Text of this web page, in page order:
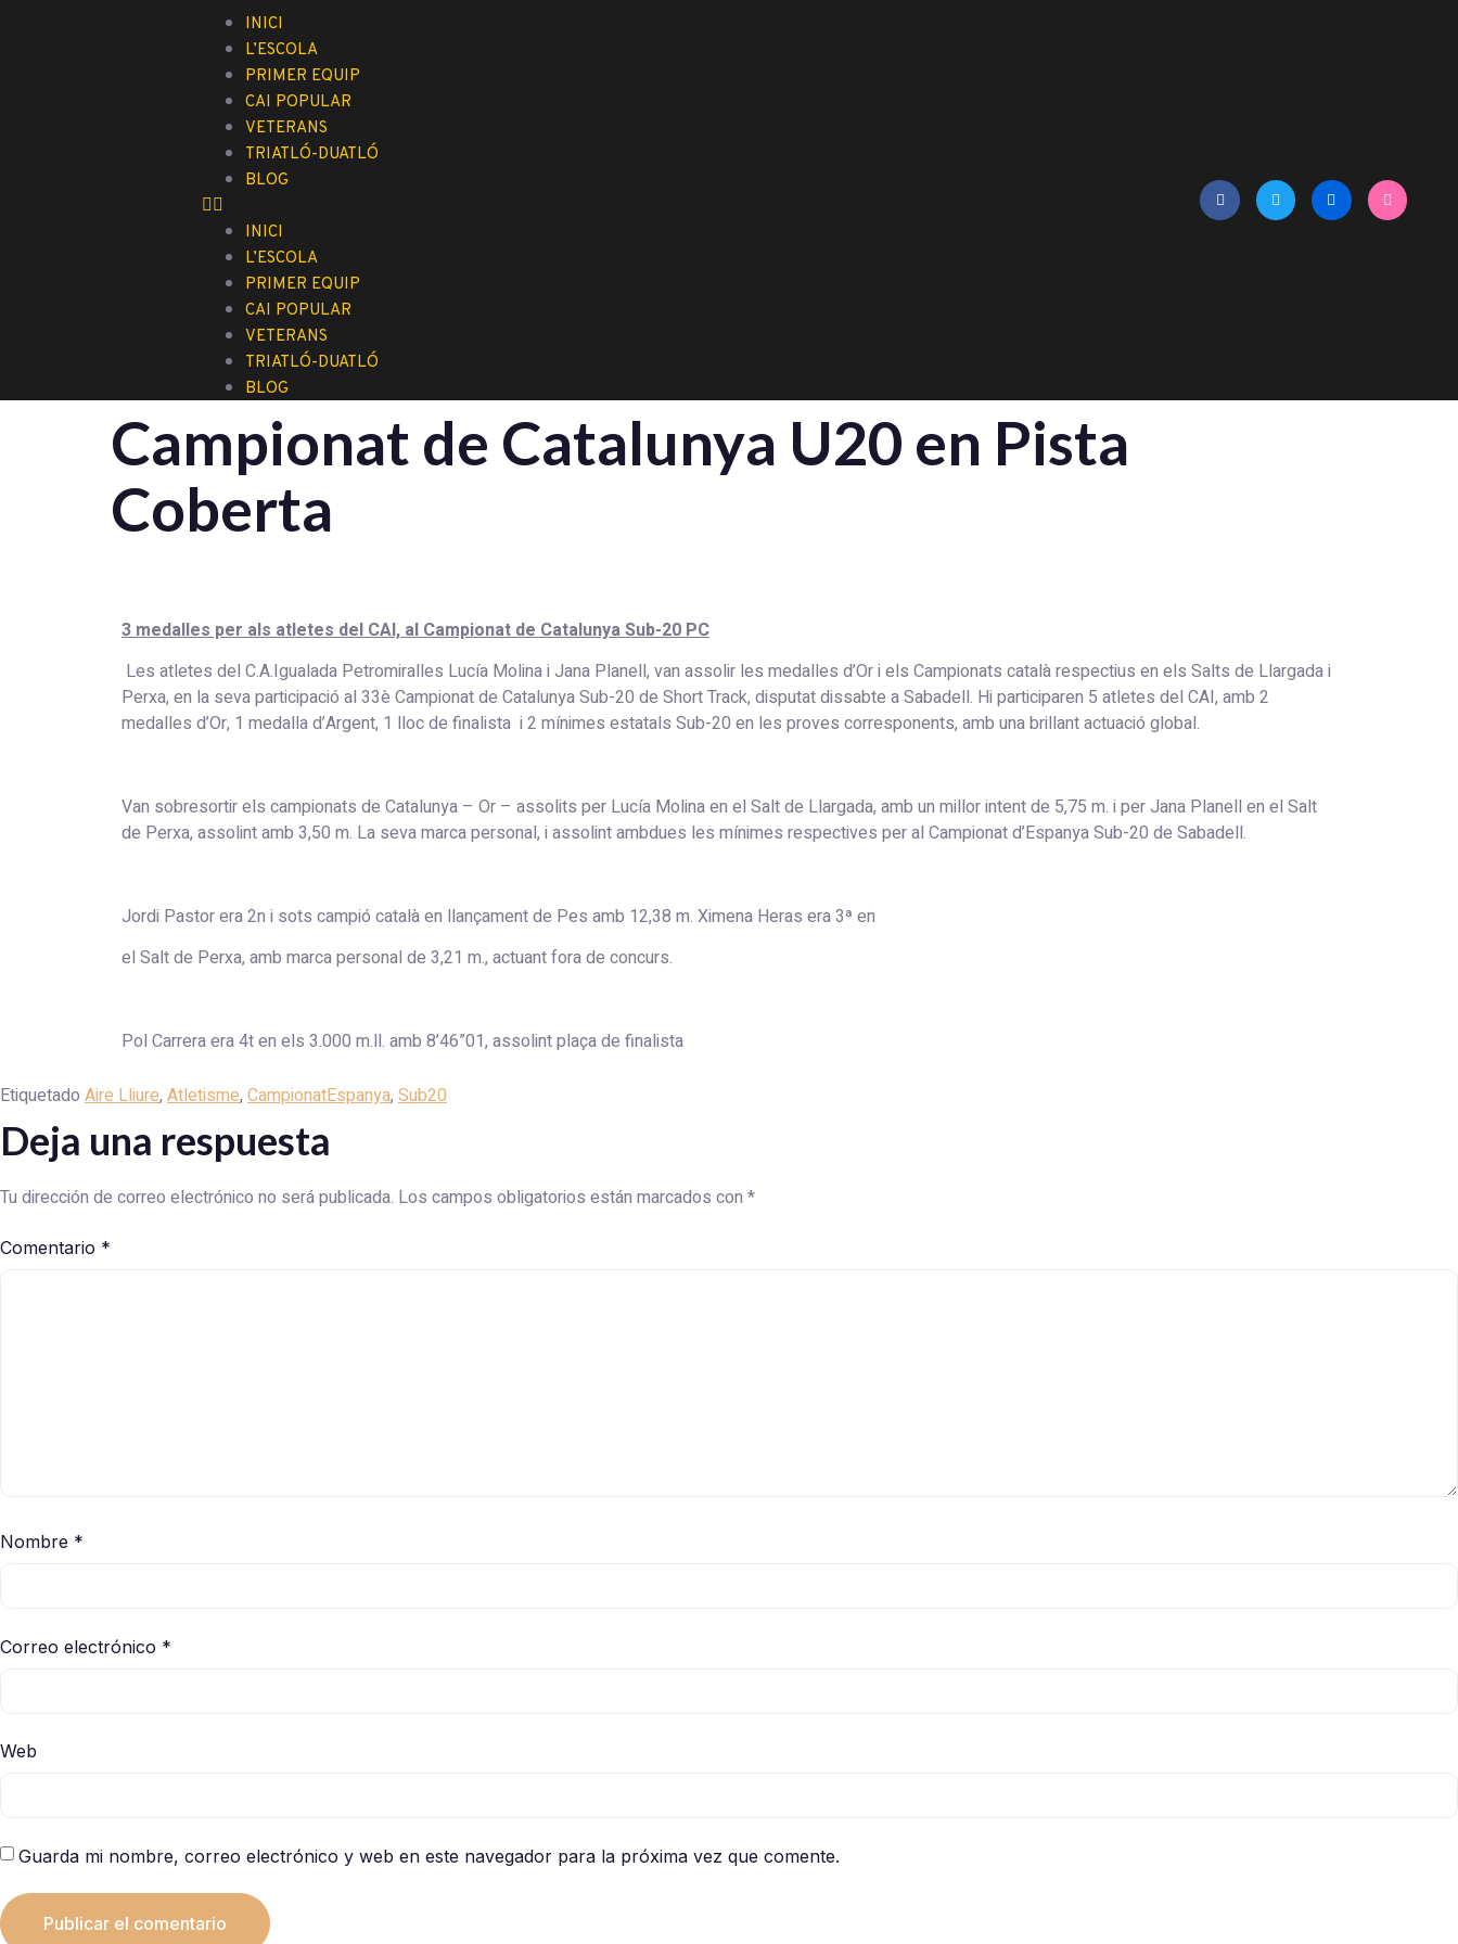
INICI
L’ESCOLA
PRIMER EQUIP
CAI POPULAR
VETERANS
TRIATLÓ-DUATLÓ
BLOG
INICI
L’ESCOLA
PRIMER EQUIP
CAI POPULAR
VETERANS
TRIATLÓ-DUATLÓ
BLOG
Campionat de Catalunya U20 en Pista
Coberta
3 medalles per als atletes del CAI, al Campionat de Catalunya Sub-20 PC
Les atletes del C.A.Igualada Petromiralles Lucía Molina i Jana Planell, van assolir les medalles d’Or i els Campionats català respectius en els Salts de Llargada i
Perxa, en la seva participació al 33è Campionat de Catalunya Sub-20 de Short Track, disputat dissabte a Sabadell. Hi participaren 5 atletes del CAI, amb 2
medalles d’Or, 1 medalla d’Argent, 1 lloc de finalista i 2 mínimes estatals Sub-20 en les proves corresponents, amb una brillant actuació global.
Van sobresortir els campionats de Catalunya – Or – assolits per Lucía Molina en el Salt de Llargada, amb un millor intent de 5,75 m. i per Jana Planell en el Salt
de Perxa, assolint amb 3,50 m. La seva marca personal, i assolint ambdues les mínimes respectives per al Campionat d’Espanya Sub-20 de Sabadell.
Jordi Pastor era 2n i sots campió català en llançament de Pes amb 12,38 m. Ximena Heras era 3ª en
el Salt de Perxa, amb marca personal de 3,21 m., actuant fora de concurs.
Pol Carrera era 4t en els 3.000 m.ll. amb 8’46”01, assolint plaça de finalista
Etiquetado Aire Lliure, Atletisme, CampionatEspanya, Sub20
Deja una respuesta
Tu dirección de correo electrónico no será publicada. Los campos obligatorios están marcados con *
Comentario *
Nombre *
Correo electrónico *
Web
Guarda mi nombre, correo electrónico y web en este navegador para la próxima vez que comente.